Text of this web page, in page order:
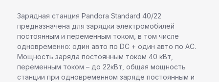
Зарядная станция Pandora Standard 40/22
предназначена для зарядки электромобилей
постоянным и переменным током, в том числе
одновременно: один авто по DC + один авто по AC.
Мощность заряда постоянным током 40 кВт,
переменным током – до 22кВт, общая мощность
станции при одновременном заряде постоянным и